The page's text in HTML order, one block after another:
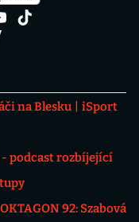
na Blesku
iSport
podcast rozbíjející
OKTAGON 92: Szabová